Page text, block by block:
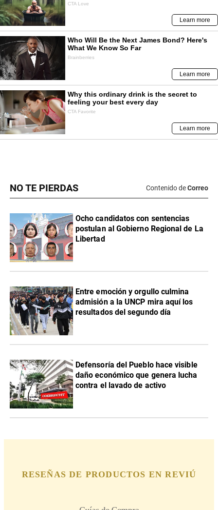
NO TE PIERDAS Contenido deCorreo
Ocho candidatos con sentencias
postulan al Gobierno Regional de La
Libertad
Entre emoción y orgullo culmina
admisión a la UNCP mira aquí los
resultados del segundo día
Defensoría del Pueblo hace visible
daño económico que genera lucha
contra el lavado de activo